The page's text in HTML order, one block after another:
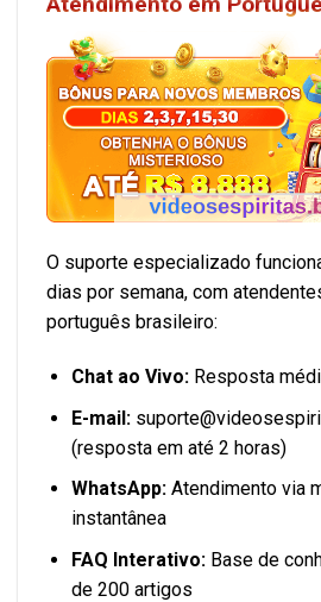
O suporte especializado
dias por semana, com
português brasileiro:
Chat ao Vivo:Resposta
E-mail:
(resposta em até 2 horas)
WhatsApp:Atendimento via
instantânea
FAQ Interativo:Base de
de 200 artigos